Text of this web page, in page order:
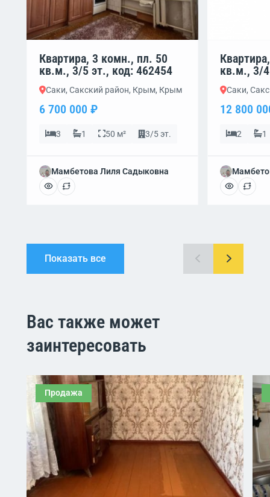
Квартира, 3 комн., пл. 50
кв.м., 3/5 эт., код: 462454
Саки, Сакский район, Крым, Крым
6 700 000 ₽
3 1 50 м² 3/5 эт.
Мамбетова Лиля Садыковна
кв.м., 3/
Саки,
12 800
2 1
Показать все
Вас также может
заинтересовать
Продажа